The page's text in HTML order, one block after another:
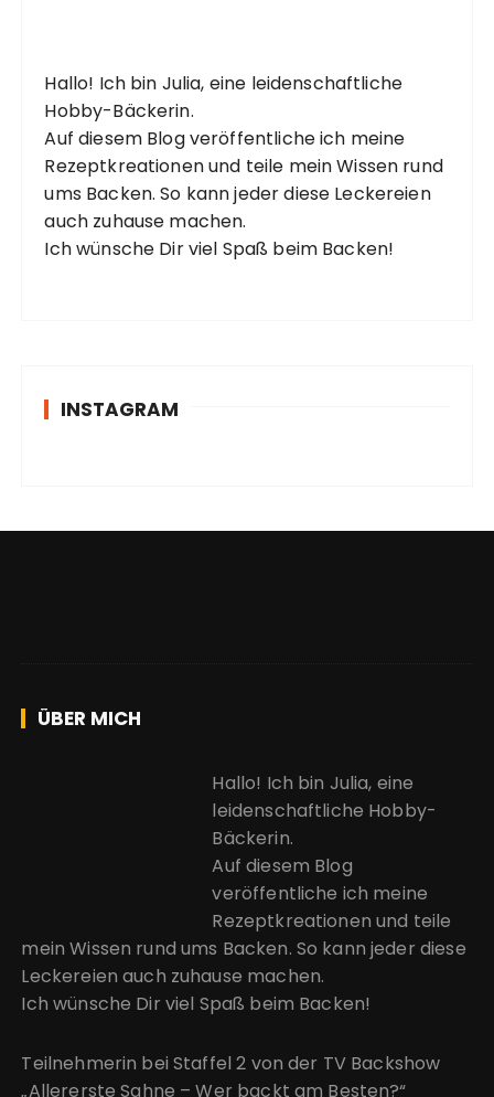
Hallo! Ich bin Julia, eine leidenschaftliche
Hobby-Bäckerin.
Auf diesem Blog veröffentliche ich meine
Rezeptkreationen und teile mein Wissen rund
ums Backen. So kann jeder diese Leckereien
auch zuhause machen.
Ich wünsche Dir viel Spaß beim Backen!
INSTAGRAM
ÜBER MICH
Hallo! Ich bin Julia, eine
leidenschaftliche Hobby-
Bäckerin.
Auf diesem Blog
veröffentliche ich meine
Rezeptkreationen und teile
mein Wissen rund ums Backen. So kann jeder diese
Leckereien auch zuhause machen.
Ich wünsche Dir viel Spaß beim Backen!
Teilnehmerin bei Staffel 2 von der TV Backshow
„Allererste Sahne – Wer backt am Besten?“